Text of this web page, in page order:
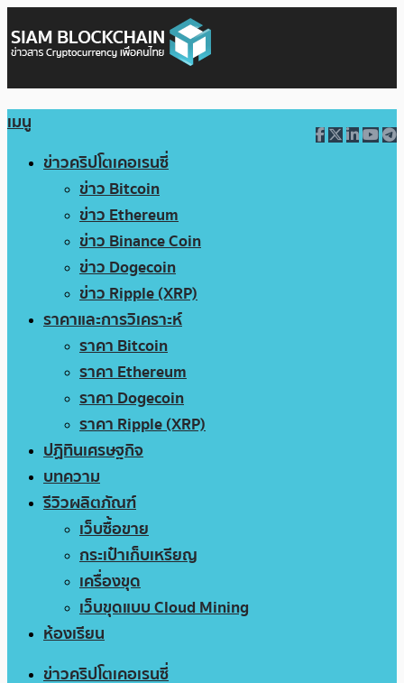
เมนู
ข่าวคริปโตเคอเรนซี่
ข่าว Bitcoin
ข่าว Ethereum
ข่าว Binance Coin
ข่าว Dogecoin
ข่าว Ripple (XRP)
ราคาและการวิเคราะห์
ราคา Bitcoin
ราคา Ethereum
ราคา Dogecoin
ราคา Ripple (XRP)
ปฏิทินเศรษฐกิจ
บทความ
รีวิวผลิตภัณฑ์
เว็บซื้อขาย
กระเป๋าเก็บเหรียญ
เครื่องขุด
เว็บขุดแบบ Cloud Mining
ห้องเรียน
ข่าวคริปโตเคอเรนซี่